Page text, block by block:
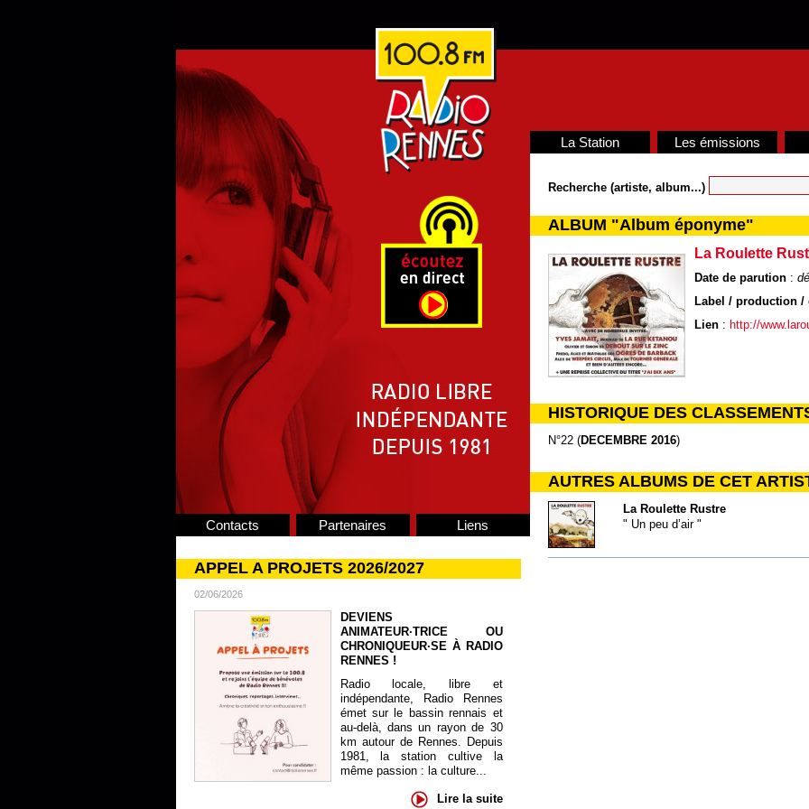
Contacts Partenaires Liens
APPEL A PROJETS 2026/2027
02/06/2026
DEVIENS
ANIMATEUR·TRICE OU
CHRONIQUEUR·SE À RADIO
RENNES !
Radio locale, libre et
indépendante, Radio Rennes
émet sur le bassin rennais et
au-delà, dans un rayon de 30
km autour de Rennes. Depuis
1981, la station cultive la
même passion : la culture...
Lire la suite
La Station Les émissions
Recherche (artiste, album...)
ALBUM "Album éponyme"
La Roulette
Date de parution:
Label / production
Lien: http://
HISTORIQUE DES
N°22 (DECEMBRE 2016)
AUTRES ALBUMS DE CET
La Roulette Rustre
" Un peu d’air "